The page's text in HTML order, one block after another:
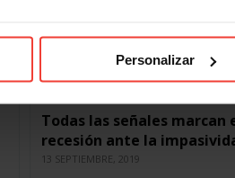
Personalizar
Todas las señales marcan
recesión ante la
13 SEPTIEMBRE, 2019